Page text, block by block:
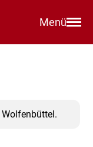
Menü